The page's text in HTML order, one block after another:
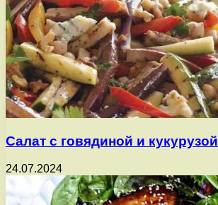
Салат с говядиной и кукурузой
24.07.2024